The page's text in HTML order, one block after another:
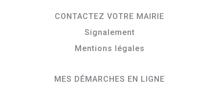
CONTACTEZ VOTRE MAIRIE
Signalement
Mentions légales
MES DÉMARCHES EN LIGNE